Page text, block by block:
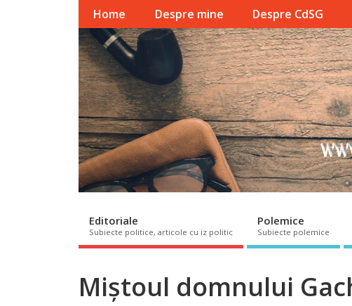
Home Despre mine Despre CdSG
Editoriale
Subiecte politice, articole cu iz politic
Polemice
Subiecte polemice
Miștoul domnului